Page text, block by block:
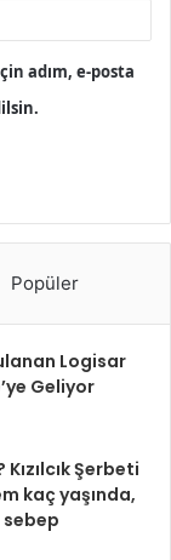
adım, e-posta
Popüler
Logisar
Geliyor
Şerbeti
kaç yaşında,